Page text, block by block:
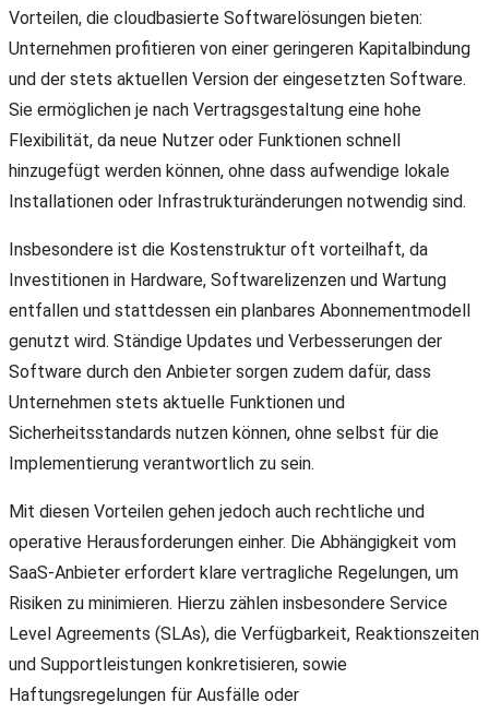
Vorteilen, die cloudbasierte Softwarelösungen bieten:
Unternehmen profitieren von einer geringeren Kapitalbindung
und der stets aktuellen Version der eingesetzten Software.
Sie ermöglichen je nach Vertragsgestaltung eine hohe
Flexibilität, da neue Nutzer oder Funktionen schnell
hinzugefügt werden können, ohne dass aufwendige lokale
Installationen oder Infrastrukturänderungen notwendig sind.
Insbesondere ist die Kostenstruktur oft vorteilhaft, da
Investitionen in Hardware, Softwarelizenzen und Wartung
entfallen und stattdessen ein planbares Abonnementmodell
genutzt wird. Ständige Updates und Verbesserungen der
Software durch den Anbieter sorgen zudem dafür, dass
Unternehmen stets aktuelle Funktionen und
Sicherheitsstandards nutzen können, ohne selbst für die
Implementierung verantwortlich zu sein.
Mit diesen Vorteilen gehen jedoch auch rechtliche und
operative Herausforderungen einher. Die Abhängigkeit vom
SaaS-Anbieter erfordert klare vertragliche Regelungen, um
Risiken zu minimieren. Hierzu zählen insbesondere Service
Level Agreements (SLAs), die Verfügbarkeit, Reaktionszeiten
und Supportleistungen konkretisieren, sowie
Haftungsregelungen für Ausfälle oder